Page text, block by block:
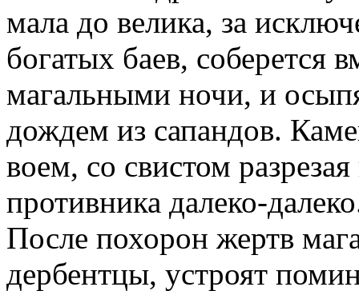
мала до велика, за
богатых баев, соберется
магальными ночи, и
дождем из сапандов.
воем, со свистом
противника далеко-
После похорон жертв
дербентцы, устроят